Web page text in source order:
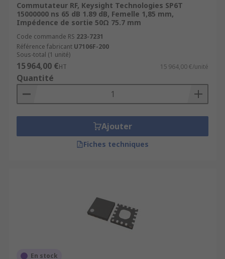
Commutateur RF, Keysight Technologies SP6T
15000000 ns 65 dB 1.89 dB, Femelle 1,85 mm,
Impédence de sortie 50Ω 75.7 mm
Code commande RS 223-7231
Référence fabricant U7106F-200
Sous-total (1 unité)
15 964,00 €HT 15 964,00 €/unité
Quantité
Ajouter
Fiches techniques
En stock